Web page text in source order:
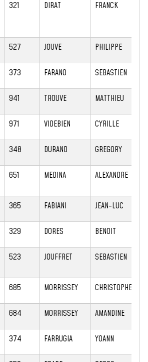
321 DIRAT FRANCK
527 JOUVE PHILIPPE
373 FARANO SEBASTIEN
941 TROUVE MATTHIEU
971 VIDEBIEN CYRILLE
348 DURAND GREGORY
651 MEDINA ALEXANDRE
365 FABIANI JEAN-LUC
329 DORES BENOIT
523 JOUFFRET SEBASTIEN
685 MORRISSEY CHRISTOPHER
684 MORRISSEY AMANDINE
374 FARRUGIA YOANN